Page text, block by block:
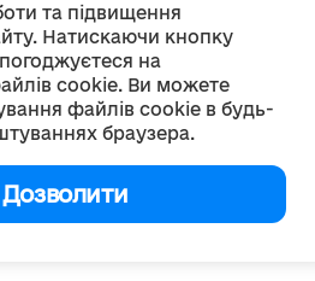
та підвищення
Натискаючи кнопку
на
cookie. Ви можете
файлів cookie в будь-
браузера.
Дозволити